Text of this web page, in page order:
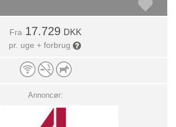
Fra 17.729 DKK
pr. uge + forbrug
Annoncør: